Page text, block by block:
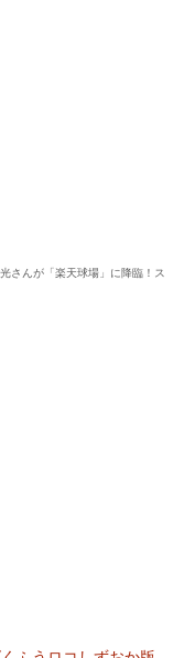
さんが「楽天球場」に降臨！ス